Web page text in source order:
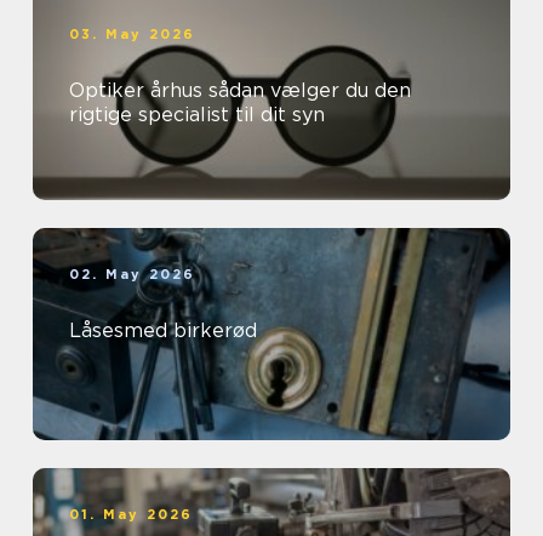
03. May 2026
Optiker århus sådan vælger du den
rigtige specialist til dit syn
02. May 2026
Låsesmed birkerød
01. May 2026